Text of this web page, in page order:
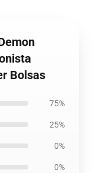
Bolsas
75%
25%
0%
0%